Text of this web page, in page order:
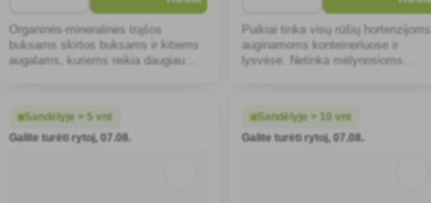
Organinės-mineralinės trąšos
buksams skirtos buksams ir kitiems
augalams, kuriems reikia daugiau
Puikiai tinka visų rūšių hortenzijoms,
auginamoms konteineriuose ir
lysvėse. Netinka mėlynosioms
Sandėlyje > 5 vnt
Galite turėti rytoj, 07.08.
Sandėlyje > 10 vnt
Galite turėti rytoj, 07.08.